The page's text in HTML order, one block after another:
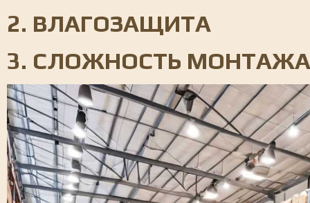
2. ВЛАГОЗАЩИТА
3. СЛОЖНОСТЬ МОНТАЖА